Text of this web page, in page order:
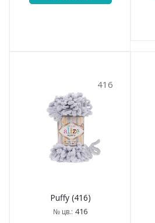
416
Puffy (416)
№ цв.: 416